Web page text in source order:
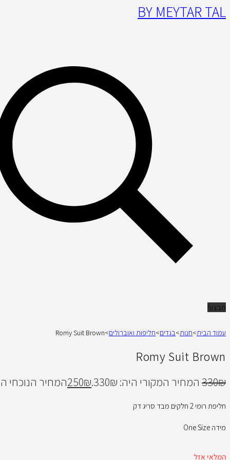
BY MEYTAR TAL
מבצע!
עמוד הבית>חנות>בגדים>חליפות ואוברולים>
Romy Suit Brown
Romy Suit Brown
330₪ המחיר המקורי היה: 330₪. 250₪ המחיר הנוכחי הוא:
חליפת רומי 2 חלקים מבד סריג דק
מידה One Size
המלאי אזל